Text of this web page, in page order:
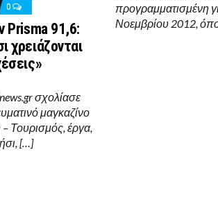
0
Prisma 91,6:
χρειάζονται
σχολίασε
μαγκαζίνο
Τουρισμός, έργα,
[…]
προγραμματισμένη
Νοεμβρίου 2012,